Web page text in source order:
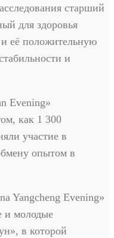
старший
для здоровья
её положительную
и
Evening»
как 1 300
участие в
опытом в
Yangcheng Evening»
и молодые
в которой